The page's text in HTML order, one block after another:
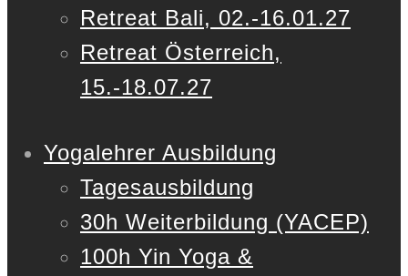
Retreat Bali, 02.-16.01.27
Retreat Österreich,
15.-18.07.27
Yogalehrer Ausbildung
Tagesausbildung
30h Weiterbildung (YACEP)
100h Yin Yoga &